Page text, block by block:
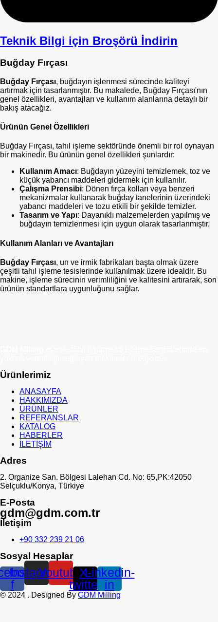
Teknik Bilgi için Broşörü İndirin
Buğday Fırçası
Buğday Fırçası, buğdayın işlenmesi sürecinde kaliteyi
artırmak için tasarlanmıştır. Bu makalede, Buğday Fırçası'nın
genel özellikleri, avantajları ve kullanım alanlarına detaylı bir
bakış atacağız.
Ürünün Genel Özellikleri
Buğday Fırçası, tahıl işleme sektöründe önemli bir rol oynayan
bir makinedir. Bu ürünün genel özellikleri şunlardır:
Kullanım Amacı: Buğdayın yüzeyini temizlemek, toz ve
küçük yabancı maddeleri gidermek için kullanılır.
Çalışma Prensibi: Dönen fırça kolları veya benzeri
mekanizmalar kullanarak buğday tanelerinin üzerindeki
yabancı maddeleri ve tozu etkili bir şekilde temizler.
Tasarım ve Yapı: Dayanıklı malzemelerden yapılmış ve
buğdayın temizlenmesi için uygun olarak tasarlanmıştır.
Kullanım Alanları ve Avantajları
Buğday Fırçası, un ve irmik fabrikaları başta olmak üzere
çeşitli tahıl işleme tesislerinde kullanılmak üzere idealdir. Bu
makine, işleme sürecinin verimliliğini ve kalitesini artırarak, son
ürünün standartlara uygunluğunu sağlar.
Ürünlerimiz
ANASAYFA
HAKKIMIZDA
ÜRÜNLER
REFERANSLAR
KATALOG
HABERLER
İLETİŞİM
Adres
2. Organize San. Bölgesi Lalehan Cd. No: 65,PK:42050
Selçuklu/Konya, Türkiye
E-Posta
gdm@gdm.com.tr
İletişim
+90 332 239 21 06
Sosyal Hesaplar
f
Instagram
YoutubeX-
twitter
Linkedin-
in
© 2024 . Designed By GDM Milling